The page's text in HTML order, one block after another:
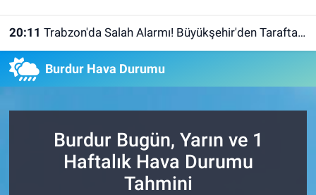
20:11 Trabzon'da Salah Alarmı! Büyükşehir'den Taraftara Ücretsiz Ulaşım Hamlesi
Burdur Hava Durumu
Burdur Bugün, Yarın ve 1
Haftalık Hava Durumu
Tahmini
Perde Arkası
Tüm Manşetler
Son Dakika Haberleri